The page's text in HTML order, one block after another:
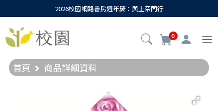
2026校園網路書房週年慶：與上帝同行
0
首頁 商品詳細資料